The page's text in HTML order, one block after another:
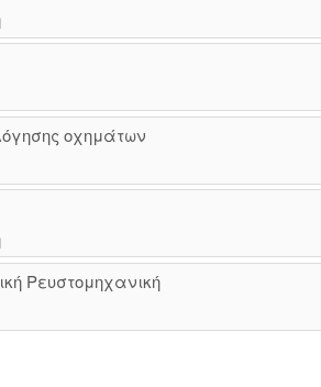
οχημάτων
Ρευστομηχανική